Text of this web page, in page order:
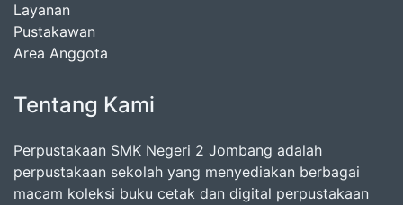
Layanan
Pustakawan
Area Anggota
Tentang Kami
Perpustakaan SMK Negeri 2 Jombang adalah
perpustakaan sekolah yang menyediakan berbagai
macam koleksi buku cetak dan digital perpustakaan